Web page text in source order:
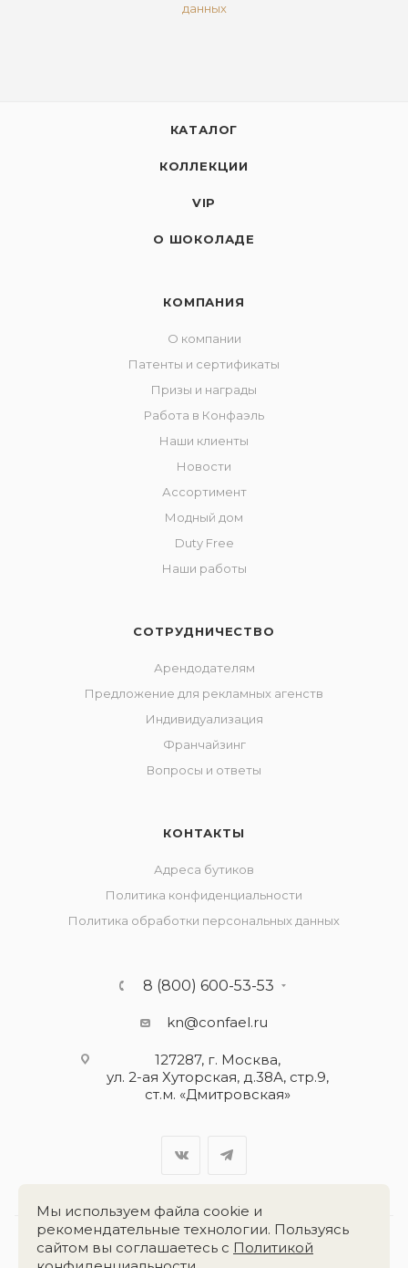
данных
КАТАЛОГ
КОЛЛЕКЦИИ
VIP
О ШОКОЛАДЕ
КОМПАНИЯ
О компании
Патенты и сертификаты
Призы и награды
Работа в Конфаэль
Наши клиенты
Новости
Ассортимент
Модный дом
Duty Free
Наши работы
СОТРУДНИЧЕСТВО
Арендодателям
Предложение для рекламных агенств
Индивидуализация
Франчайзинг
Вопросы и ответы
КОНТАКТЫ
Адреса бутиков
Политика конфиденциальности
Политика обработки персональных данных
8 (800) 600-53-53
kn@confael.ru
127287, г. Москва,
ул. 2-ая Хуторская, д.38А, стр.9,
ст.м. «Дмитровская»
Разработка сайта:
Мы используем файла cookie и
рекомендательные технологии. Пользуясь
сайтом вы соглашаетесь с Политикой